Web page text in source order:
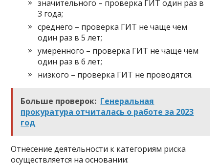
значительного – проверка ГИТ один раз в
3 года;
среднего – проверка ГИТ не чаще чем
один раз в 5 лет;
умеренного – проверка ГИТ не чаще чем
один раз в 6 лет;
низкого – проверка ГИТ не проводятся.
Больше проверок: Генеральная
прокуратура отчиталась о работе за 2023
год
Отнесение деятельности к категориям риска
осуществляется на основании: